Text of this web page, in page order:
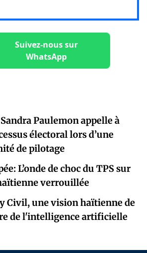
Suivez-nous sur
WhatsApp
Paulemon appelle à
électoral lors d’une
de pilotage
L’onde de choc du TPS sur
verrouillée
Civil, une vision haïtienne de
de l'intelligence artificielle